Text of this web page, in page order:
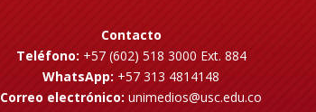
Contacto
Teléfono: +57 (602) 518 3000 Ext. 884
WhatsApp: +57 313 4814148
Correo electrónico: unimedios@usc.edu.co